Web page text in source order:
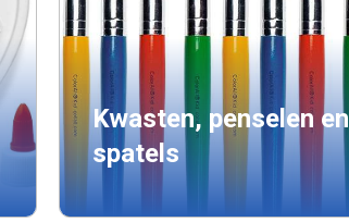
Kwasten, penselen en
spatels